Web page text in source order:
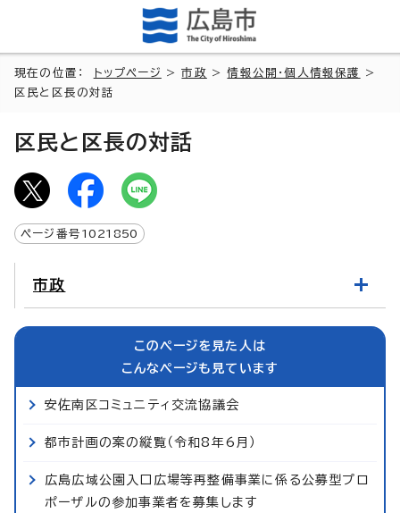
現在の位置： トップページ >市政 >情報公開・個人情報保護
>
区民と区長の対話
区民と区長の対話
ページ番号 1021850
市政
このページを見た人は
こんなページも見ています
安佐南区コミュニティ交流協議会
都市計画の案の縦覧（令和8年6月）
広島広域公園入口広場等再整備事業に係る公募型プロ
ポーザルの参加事業者を募集します